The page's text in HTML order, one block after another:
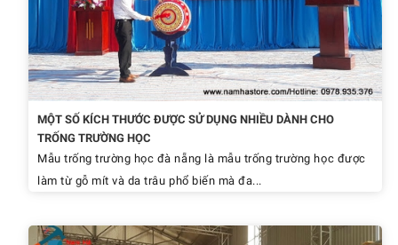
MỘT SỐ KÍCH THƯỚC ĐƯỢC SỬ DỤNG NHIỀU DÀNH CHO
TRỐNG TRƯỜNG HỌC
Mẫu trống trường học đà nẵng là mẫu trống trường học được
làm từ gỗ mít và da trâu phổ biến mà đa...